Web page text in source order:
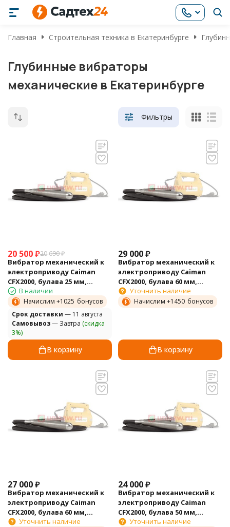
Главная Строительная техника в Екатеринбурге
Глубинные вибраторы
механические в Екатеринбурге
Фильтры
20 500₽20 690₽
Вибратор механический к
электроприводу Caiman
CFX2000, булава 25 мм,
гибкий вал 4 м
В наличии
Начислим +1025 бонусов
Cрок доставки — 11 августа
Самовывоз— Завтра (скидка
3%)
В корзину
29 000₽
Вибратор механический к
электроприводу Caiman
CFX2000, булава 60 мм,
гибкий вал 4 м
Уточнить наличие
Начислим +1450 бонусов
В корзину
27 000₽
Вибратор механический к
электроприводу Caiman
CFX2000, булава 60 мм,
гибкий вал 3 м
Уточнить наличие
24 000₽
Вибратор механический к
электроприводу Caiman
CFX2000, булава 50 мм,
гибкий вал 3 м
Уточнить наличие